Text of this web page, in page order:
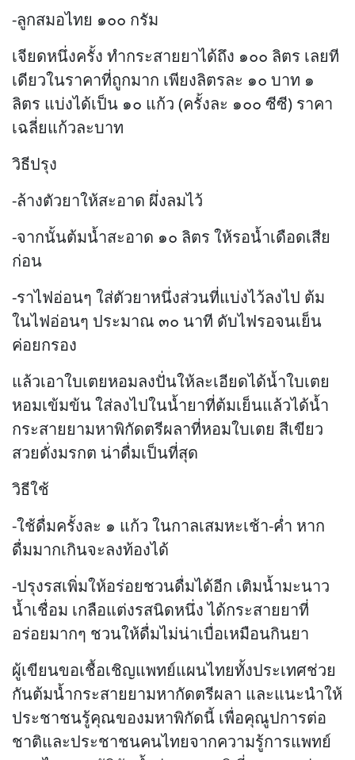
-ลูกสมอไทย ๑๐๐ กรัม
เจียดหนึ่งครั้ง ทำกระสายยาได้ถึง ๑๐๐ ลิตร เลยที
เดียวในราคาที่ถูกมาก เพียงลิตรละ ๑๐ บาท ๑
ลิตร แบ่งได้เป็น ๑๐ แก้ว (ครั้งละ ๑๐๐ ซีซี) ราคา
เฉลี่ยแก้วละบาท
วิธีปรุง
-ล้างตัวยาให้สะอาด ผึ่งลมไว้
-จากนั้นต้มน้ำสะอาด ๑๐ ลิตร ให้รอน้ำเดือดเสีย
ก่อน
-ราไฟอ่อนๆ ใส่ตัวยาหนึ่งส่วนที่แบ่งไว้ลงไป ต้ม
ในไฟอ่อนๆ ประมาณ ๓๐ นาที ดับไฟรอจนเย็น
ค่อยกรอง
แล้วเอาใบเตยหอมลงปั่นให้ละเอียดได้น้ำใบเตย
หอมเข้มข้น ใส่ลงไปในน้ำยาที่ต้มเย็นแล้วได้น้ำ
กระสายยามหาพิกัดตรีผลาที่หอมใบเตย สีเขียว
สวยดั่งมรกต น่าดื่มเป็นที่สุด
วิธีใช้
-ใช้ดื่มครั้งละ ๑ แก้ว ในกาลเสมหะเช้า-ค่ำ หาก
ดื่มมากเกินจะลงท้องได้
-ปรุงรสเพิ่มให้อร่อยชวนดื่มได้อีก เติมน้ำมะนาว
น้ำเชื่อม เกลือแต่งรสนิดหนึ่ง ได้กระสายยาที่
อร่อยมากๆ ชวนให้ดื่มไม่น่าเบื่อเหมือนกินยา
ผู้เขียนขอเชื้อเชิญแพทย์แผนไทยทั้งประเทศช่วย
กันต้มน้ำกระสายยามหากัดตรีผลา และแนะนำให้
ประชาชนรู้คุณของมหาพิกัดนี้ เพื่อคุณูปการต่อ
ชาติและประชาชนคนไทยจากความรู้การแพทย์